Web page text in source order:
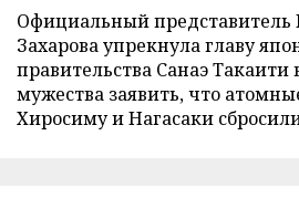
Официальный
Захарова упрекнула главу
правительства Санаэ Такаити
мужества заявить, что
Хиросиму и Нагасаки